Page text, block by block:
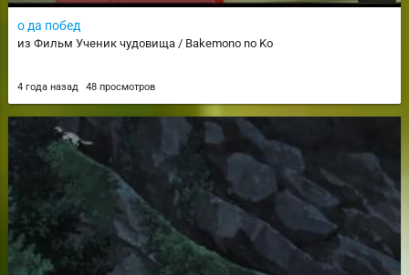
о да побед
из Фильм Ученик чудовища / Bakemono no Ko
4 года назад 48 просмотров